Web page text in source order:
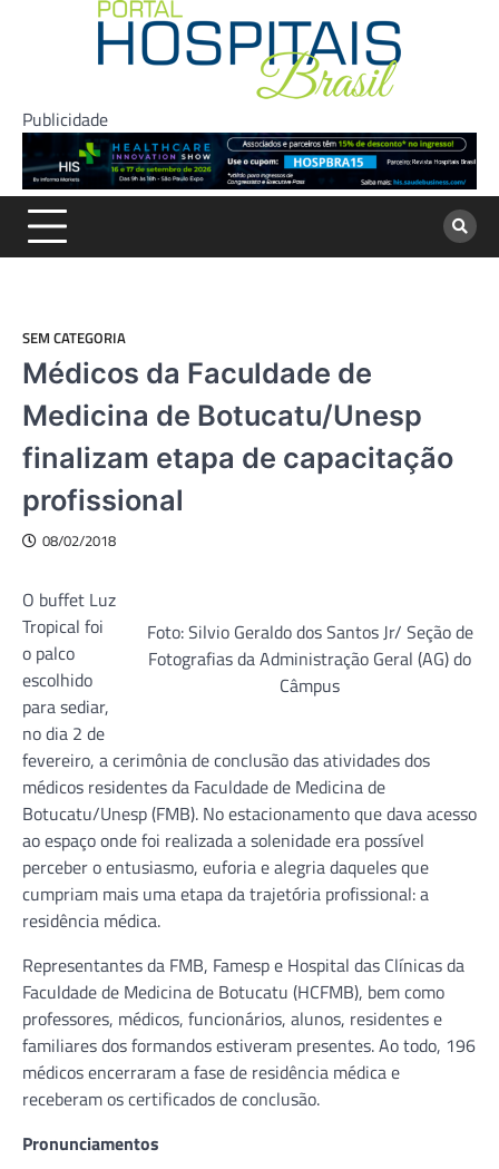
Publicidade
SEM CATEGORIA
Médicos da Faculdade de
Medicina de Botucatu/Unesp
finalizam etapa de capacitação
profissional
08/02/2018
Foto: Silvio Geraldo dos Santos Jr/ Seção de
Fotografias da Administração Geral (AG) do
Câmpus
O buffet Luz
Tropical foi
o palco
escolhido
para sediar,
no dia 2 de
fevereiro, a cerimônia de conclusão das atividades dos
médicos residentes da Faculdade de Medicina de
Botucatu/Unesp (FMB). No estacionamento que dava acesso
ao espaço onde foi realizada a solenidade era possível
perceber o entusiasmo, euforia e alegria daqueles que
cumpriam mais uma etapa da trajetória profissional: a
residência médica.
Representantes da FMB, Famesp e Hospital das Clínicas da
Faculdade de Medicina de Botucatu (HCFMB), bem como
professores, médicos, funcionários, alunos, residentes e
familiares dos formandos estiveram presentes. Ao todo, 196
médicos encerraram a fase de residência médica e
receberam os certificados de conclusão.
Pronunciamentos